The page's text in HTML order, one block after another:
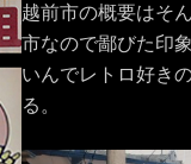
越前市の概要はそ
市なので鄙びた印
いんでレトロ好き
る。